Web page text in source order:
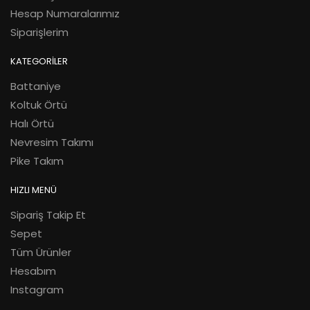
Hesap Numaralarımız
Siparişlerim
KATEGORİLER
Battaniye
Koltuk Örtü
Halı Örtü
Nevresim Takımı
Pike Takım
HIZLI MENÜ
Sipariş Takip Et
Sepet
Tüm Ürünler
Hesabım
Instagram